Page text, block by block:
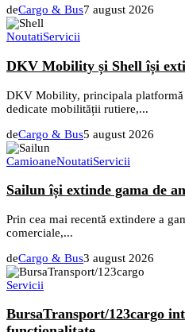
deCargo & Bus7 august 2026
NoutatiServicii
DKV Mobility și Shell își
DKV Mobility, principala
dedicate mobilității rutiere,...
deCargo & Bus5 august 2026
CamioaneNoutatiServicii
Sailun își extinde gama de
Prin cea mai recentă extindere a
comerciale,...
deCargo & Bus3 august 2026
Servicii
BursaTransport/123cargo